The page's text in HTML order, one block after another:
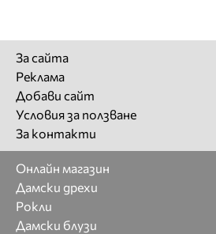
За сайта
Реклама
Добави сайт
Условия за ползване
За контакти
Онлайн магазин
Дамски дрехи
Рокли
Дамски блузи